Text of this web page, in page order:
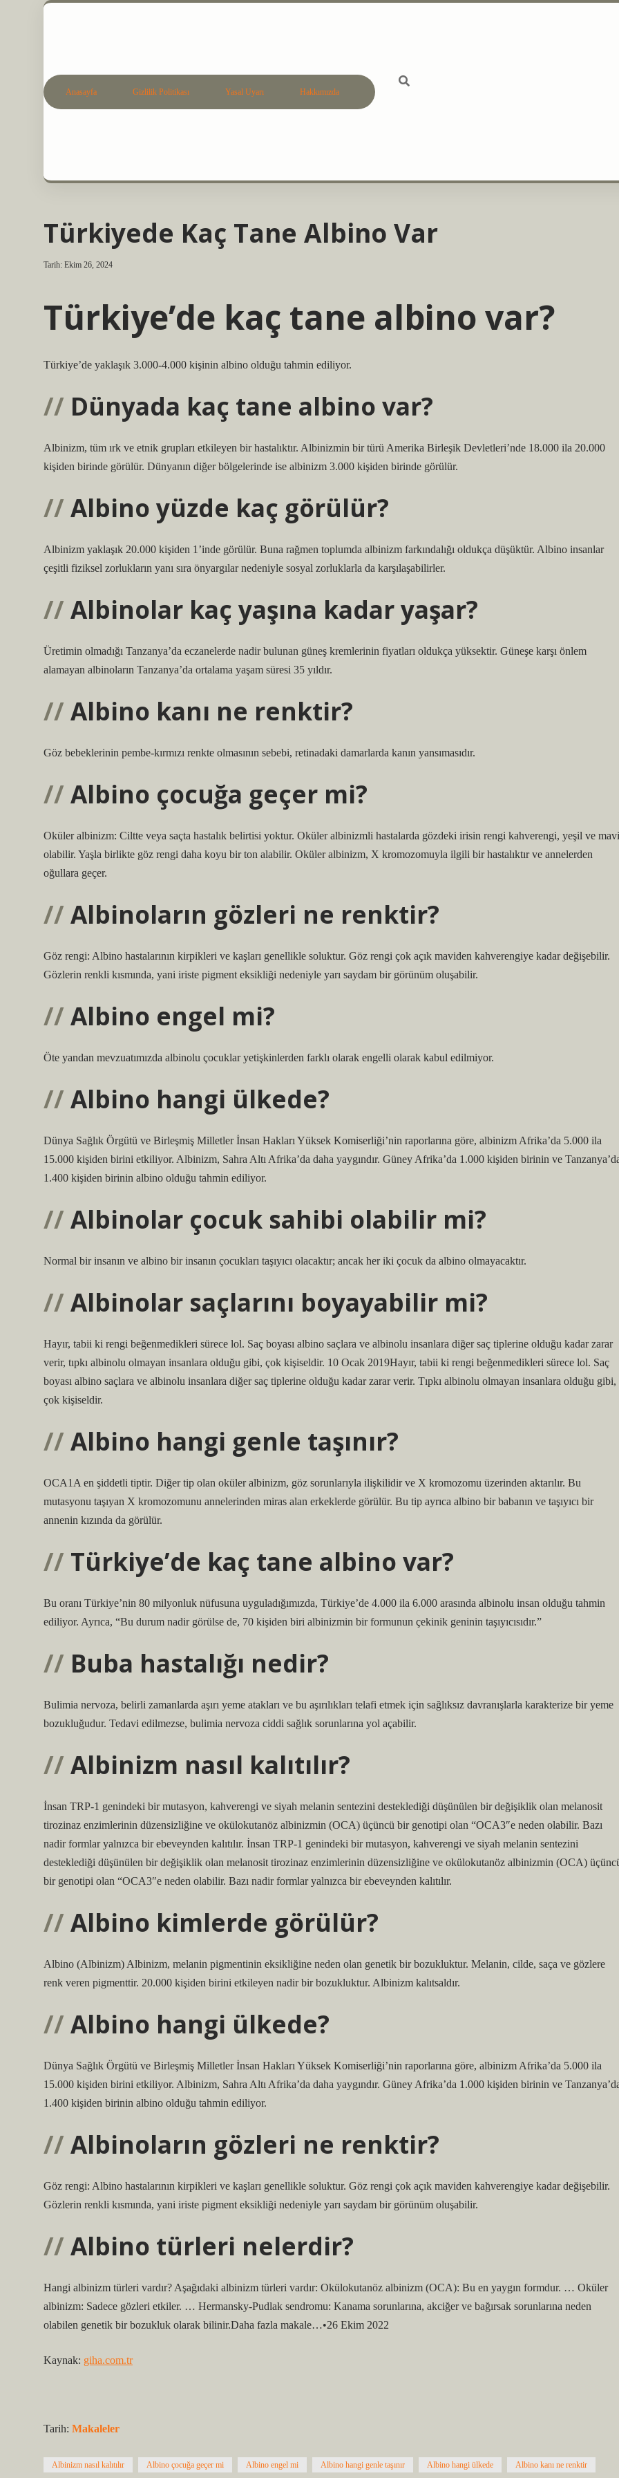
Anasayfa Gizlilik Politikası Yasal Uyarı Hakkımızda
Türkiyede Kaç Tane Albino Var
Tarih: Ekim 26, 2024
Türkiye’de kaç tane albino var?
Türkiye’de yaklaşık 3.000-4.000 kişinin albino olduğu tahmin ediliyor.
Dünyada kaç tane albino var?
Albinizm, tüm ırk ve etnik grupları etkileyen bir hastalıktır. Albinizmin bir türü Amerika Birleşik Devletleri’nde 18.000 ila 20.000
kişiden birinde görülür. Dünyanın diğer bölgelerinde ise albinizm 3.000 kişiden birinde görülür.
Albino yüzde kaç görülür?
Albinizm yaklaşık 20.000 kişiden 1’inde görülür. Buna rağmen toplumda albinizm farkındalığı oldukça düşüktür. Albino insanlar
çeşitli fiziksel zorlukların yanı sıra önyargılar nedeniyle sosyal zorluklarla da karşılaşabilirler.
Albinolar kaç yaşına kadar yaşar?
Üretimin olmadığı Tanzanya’da eczanelerde nadir bulunan güneş kremlerinin fiyatları oldukça yüksektir. Güneşe karşı önlem
alamayan albinoların Tanzanya’da ortalama yaşam süresi 35 yıldır.
Albino kanı ne renktir?
Göz bebeklerinin pembe-kırmızı renkte olmasının sebebi, retinadaki damarlarda kanın yansımasıdır.
Albino çocuğa geçer mi?
Oküler albinizm: Ciltte veya saçta hastalık belirtisi yoktur. Oküler albinizmli hastalarda gözdeki irisin rengi kahverengi, yeşil ve mavi
olabilir. Yaşla birlikte göz rengi daha koyu bir ton alabilir. Oküler albinizm, X kromozomuyla ilgili bir hastalıktır ve annelerden
oğullara geçer.
Albinoların gözleri ne renktir?
Göz rengi: Albino hastalarının kirpikleri ve kaşları genellikle soluktur. Göz rengi çok açık maviden kahverengiye kadar değişebilir.
Gözlerin renkli kısmında, yani iriste pigment eksikliği nedeniyle yarı saydam bir görünüm oluşabilir.
Albino engel mi?
Öte yandan mevzuatımızda albinolu çocuklar yetişkinlerden farklı olarak engelli olarak kabul edilmiyor.
Albino hangi ülkede?
Dünya Sağlık Örgütü ve Birleşmiş Milletler İnsan Hakları Yüksek Komiserliği’nin raporlarına göre, albinizm Afrika’da 5.000 ila
15.000 kişiden birini etkiliyor. Albinizm, Sahra Altı Afrika’da daha yaygındır. Güney Afrika’da 1.000 kişiden birinin ve
1.400 kişiden birinin albino olduğu tahmin ediliyor.
Albinolar çocuk sahibi olabilir mi?
Normal bir insanın ve albino bir insanın çocukları taşıyıcı olacaktır; ancak her iki çocuk da albino olmayacaktır.
Albinolar saçlarını boyayabilir mi?
Hayır, tabii ki rengi beğenmedikleri sürece lol. Saç boyası albino saçlara ve albinolu insanlara diğer saç tiplerine olduğu kadar zarar
verir, tıpkı albinolu olmayan insanlara olduğu gibi, çok kişiseldir. 10 Ocak 2019Hayır, tabii ki rengi beğenmedikleri sürece lol. Saç
boyası albino saçlara ve albinolu insanlara diğer saç tiplerine olduğu kadar zarar verir. Tıpkı albinolu olmayan insanlara olduğu gibi,
çok kişiseldir.
Albino hangi genle taşınır?
OCA1A en şiddetli tiptir. Diğer tip olan oküler albinizm, göz sorunlarıyla ilişkilidir ve X kromozomu üzerinden aktarılır. Bu
mutasyonu taşıyan X kromozomunu annelerinden miras alan erkeklerde görülür. Bu tip ayrıca albino bir babanın ve taşıyıcı bir
annenin kızında da görülür.
Türkiye’de kaç tane albino var?
Bu oranı Türkiye’nin 80 milyonluk nüfusuna uyguladığımızda, Türkiye’de 4.000 ila 6.000 arasında albinolu insan olduğu tahmin
ediliyor. Ayrıca, “Bu durum nadir görülse de, 70 kişiden biri albinizmin bir formunun çekinik geninin taşıyıcısıdır.”
Buba hastalığı nedir?
Bulimia nervoza, belirli zamanlarda aşırı yeme atakları ve bu aşırılıkları telafi etmek için sağlıksız davranışlarla karakterize bir yeme
bozukluğudur. Tedavi edilmezse, bulimia nervoza ciddi sağlık sorunlarına yol açabilir.
Albinizm nasıl kalıtılır?
İnsan TRP-1 genindeki bir mutasyon, kahverengi ve siyah melanin sentezini desteklediği düşünülen bir değişiklik olan melanosit
tirozinaz enzimlerinin düzensizliğine ve okülokutanöz albinizmin (OCA) üçüncü bir genotipi olan “OCA3″e neden olabilir. Bazı
nadir formlar yalnızca bir ebeveynden kalıtılır. İnsan TRP-1 genindeki bir mutasyon, kahverengi ve siyah melanin sentezini
desteklediği düşünülen bir değişiklik olan melanosit tirozinaz enzimlerinin düzensizliğine ve okülokutanöz albinizmin (OCA)
bir genotipi olan “OCA3″e neden olabilir. Bazı nadir formlar yalnızca bir ebeveynden kalıtılır.
Albino kimlerde görülür?
Albino (Albinizm) Albinizm, melanin pigmentinin eksikliğine neden olan genetik bir bozukluktur. Melanin, cilde, saça ve gözlere
renk veren pigmenttir. 20.000 kişiden birini etkileyen nadir bir bozukluktur. Albinizm kalıtsaldır.
Albino hangi ülkede?
Dünya Sağlık Örgütü ve Birleşmiş Milletler İnsan Hakları Yüksek Komiserliği’nin raporlarına göre, albinizm Afrika’da 5.000 ila
15.000 kişiden birini etkiliyor. Albinizm, Sahra Altı Afrika’da daha yaygındır. Güney Afrika’da 1.000 kişiden birinin ve
1.400 kişiden birinin albino olduğu tahmin ediliyor.
Albinoların gözleri ne renktir?
Göz rengi: Albino hastalarının kirpikleri ve kaşları genellikle soluktur. Göz rengi çok açık maviden kahverengiye kadar değişebilir.
Gözlerin renkli kısmında, yani iriste pigment eksikliği nedeniyle yarı saydam bir görünüm oluşabilir.
Albino türleri nelerdir?
Hangi albinizm türleri vardır? Aşağıdaki albinizm türleri vardır: Okülokutanöz albinizm (OCA): Bu en yaygın formdur. … Oküler
albinizm: Sadece gözleri etkiler. … Hermansky-Pudlak sendromu: Kanama sorunlarına, akciğer ve bağırsak sorunlarına neden
olabilen genetik bir bozukluk olarak bilinir.Daha fazla makale…•26 Ekim 2022
Kaynak: giha.com.tr
Tarih: Makaleler
Albinizm nasıl kalıtılır Albino çocuğa geçer mi Albino engel mi Albino hangi genle taşınır Albino hangi ülkede Albino kanı ne renktir